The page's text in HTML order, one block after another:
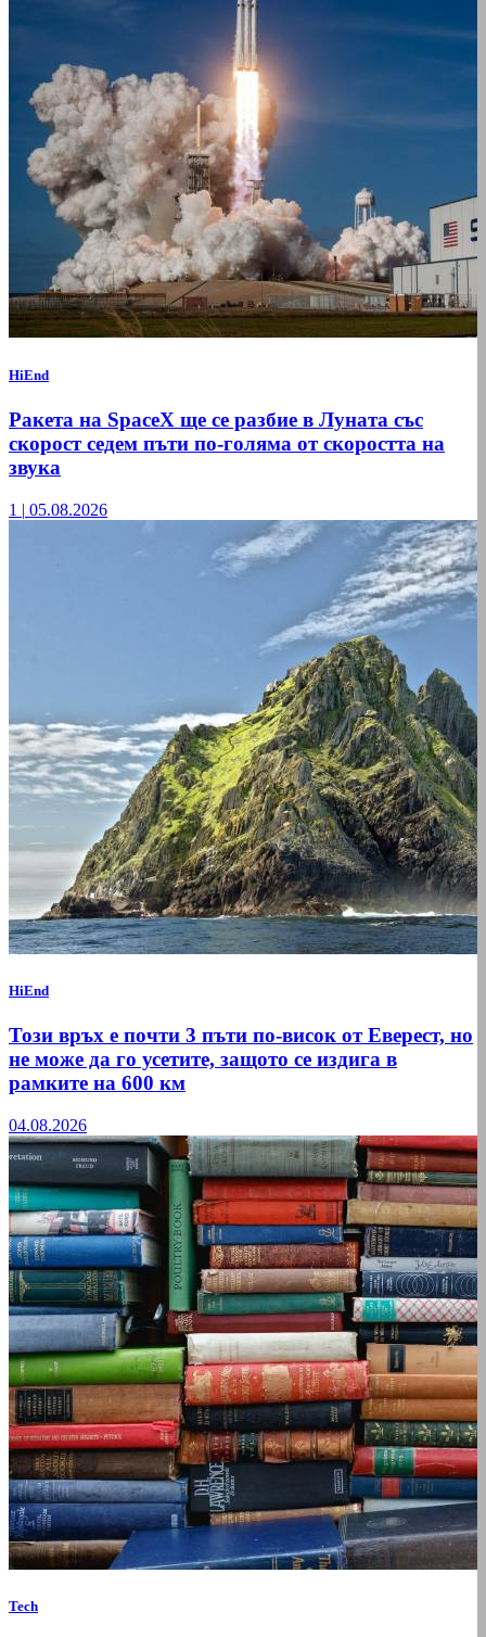
HiEnd
Ракета на SpaceX ще се разбие в Луната със
скорост седем пъти по-голяма от скоростта на
звука
1 | 05.08.2026
HiEnd
Този връх е почти 3 пъти по-висок от Еверест, но
не може да го усетите, защото се издига в
рамките на 600 км
04.08.2026
Tech